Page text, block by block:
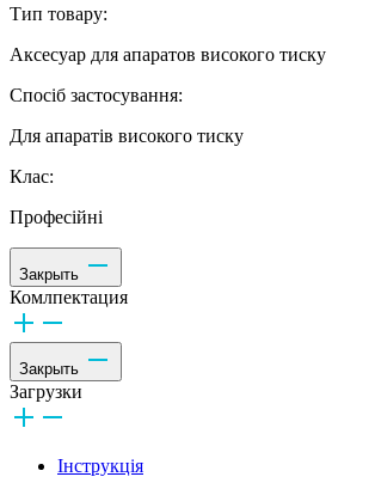
Тип товару:
Аксесуар для апаратов високого тиску
Спосіб застосування:
Для апаратів високого тиску
Клас:
Професійні
Закрыть
Комлпектация
Закрыть
Загрузки
Інструкція